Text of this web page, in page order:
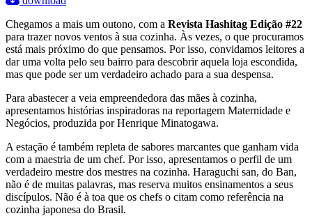
Chegamos a mais um outono, com a Revista Hashitag Edição #22
para trazer novos ventos à sua cozinha. Às vezes, o que procuramos
está mais próximo do que pensamos. Por isso, convidamos leitores a
dar uma volta pelo seu bairro para descobrir aquela loja escondida,
mas que pode ser um verdadeiro achado para a sua despensa.
Para abastecer a veia empreendedora das mães à cozinha,
apresentamos histórias inspiradoras na reportagem Maternidade e
Negócios, produzida por Henrique Minatogawa.
A estação é também repleta de sabores marcantes que ganham vida
com a maestria de um chef. Por isso, apresentamos o perfil de um
verdadeiro mestre dos mestres na cozinha. Haraguchi san, do Ban,
não é de muitas palavras, mas reserva muitos ensinamentos a seus
discípulos. Não é à toa que os chefs o citam como referência na
cozinha japonesa do Brasil.